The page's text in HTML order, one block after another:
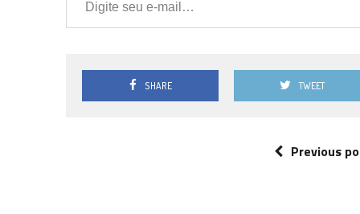
SHARE TWEET
Previous